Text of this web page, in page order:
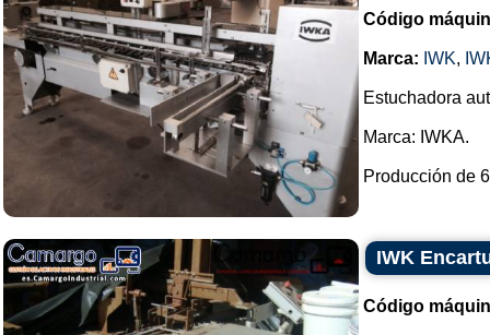
Código
Marca: IWK,
Estuchadora
Marca: IWKA.
Producción de
IWK
Código